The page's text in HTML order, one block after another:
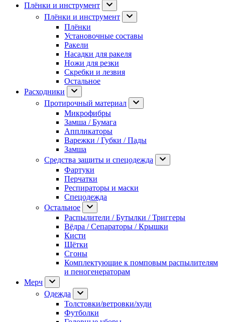
Плёнки и инструмент
Плёнки и инструмент
Плёнки
Установочные составы
Ракели
Насадки для ракеля
Ножи для резки
Скребки и лезвия
Остальное
Расходники
Протирочный материал
Микрофибры
Замша / Бумага
Аппликаторы
Варежки / Губки / Пады
Замша
Средства защиты и спецодежда
Фартуки
Перчатки
Респираторы и маски
Спецодежда
Остальное
Распылители / Бутылки / Триггеры
Вёдра / Сепараторы / Крышки
Кисти
Щётки
Сгоны
Комплектующие к помповым распылителям
и пеногенераторам
Мерч
Одежда
Толстовки/ветровки/худи
Футболки